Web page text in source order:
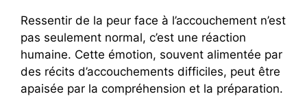
Ressentir de la peur face à l’accouchement n’est
pas seulement normal, c’est une réaction
humaine. Cette émotion, souvent alimentée par
des récits d’accouchements difficiles, peut être
apaisée par la compréhension et la préparation.